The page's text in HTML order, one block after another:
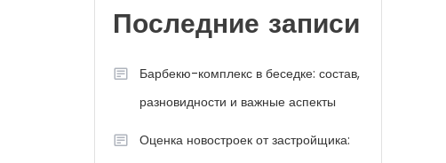
Последние записи
Барбекю-комплекс в беседке: состав,
разновидности и важные аспекты
Оценка новостроек от застройщика: